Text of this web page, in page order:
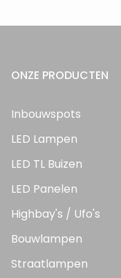
ONZE PRODUCTEN
Inbouwspots
LED Lampen
LED TL Buizen
LED Panelen
Highbay's / Ufo's
Bouwlampen
Straatlampen